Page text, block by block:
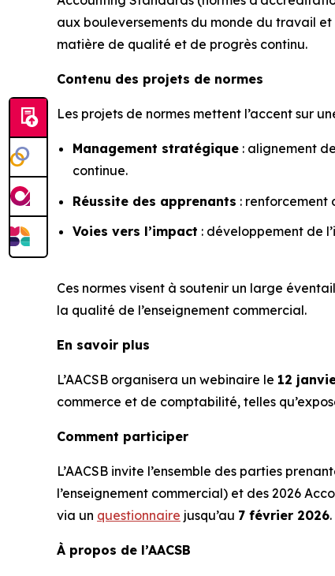
aux bouleversements du monde du travail
matière de qualité et de progrès continu.
Contenu des projets de normes
Les projets de normes mettent l’accent sur
Management stratégique : alignement
continue.
Réussite des apprenants : renforcement
Voies vers l’impact : développement de
Ces normes visent à soutenir un large
la qualité de l’enseignement commercial.
En savoir plus
L’AACSB organisera un webinaire le 12
commerce et de comptabilité, telles
Comment participer
L’AACSB invite l’ensemble des parties
l’enseignement commercial) et des 2026
via un questionnaire jusqu’au 7 février 2026
À propos de l’AACSB